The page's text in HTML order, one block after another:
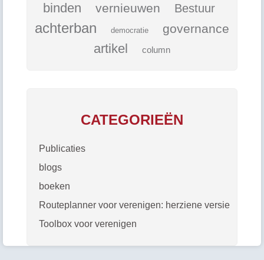
binden
vernieuwen Bestuur
achterban democratie governance
artikel column
CATEGORIEËN
Publicaties
blogs
boeken
Routeplanner voor verenigen: herziene versie
Toolbox voor verenigen